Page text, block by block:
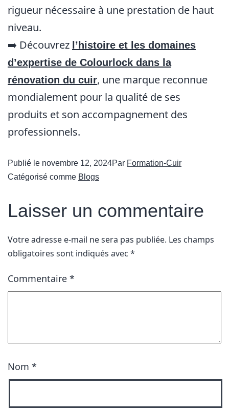
rigueur nécessaire à une prestation de haut
niveau.
➡️ Découvrez l’histoire et les domaines
d’expertise de Colourlock dans la
rénovation du cuir, une marque reconnue
mondialement pour la qualité de ses
produits et son accompagnement des
professionnels.
Publié le novembre 12, 2024Par Formation-Cuir
Catégorisé comme Blogs
Laisser un commentaire
Votre adresse e-mail ne sera pas publiée. Les champs
obligatoires sont indiqués avec *
Commentaire *
Nom *